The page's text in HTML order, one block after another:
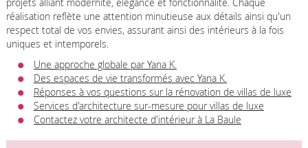
réalisation reflète une attention minutieuse aux détails ainsi qu'un
respect total de vos envies, assurant ainsi des intérieurs à la fois
uniques et intemporels.
Une approche globale par Yana K.
Des espaces de vie transformés avec Yana K.
Réponses à vos questions sur la rénovation de villas de luxe
Services d'architecture sur-mesure pour villas de luxe
Contactez votre architecte d'intérieur à La Baule